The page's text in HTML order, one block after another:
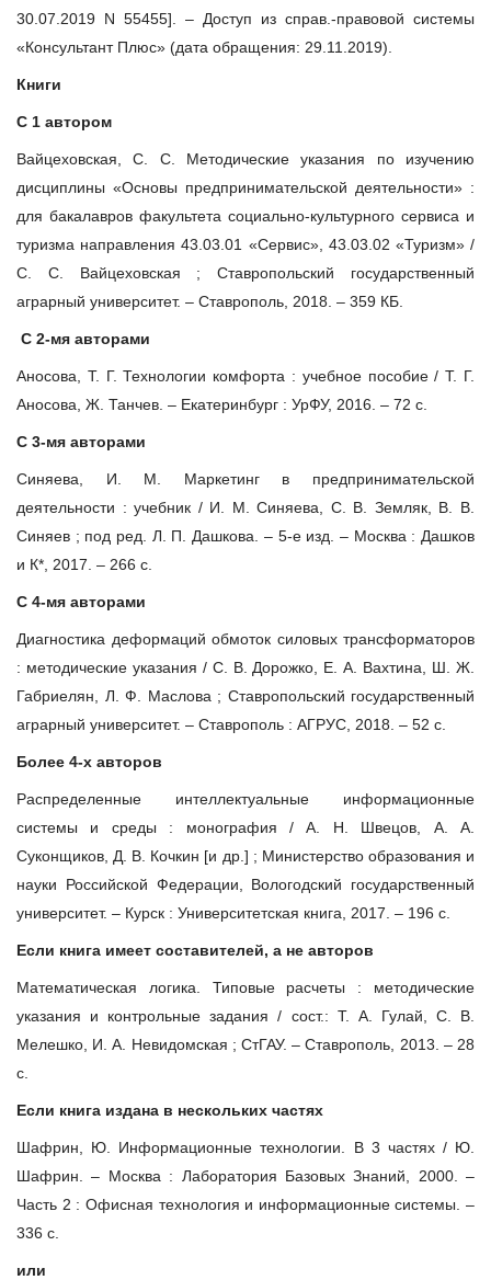
30.07.2019 N 55455]. – Доступ из справ.-правовой системы
«Консультант Плюс» (дата обращения: 29.11.2019).
Книги
С 1 автором
Вайцеховская, С. С. Методические указания по изучению
дисциплины «Основы предпринимательской деятельности» :
для бакалавров факультета социально-культурного сервиса и
туризма направления 43.03.01 «Сервис», 43.03.02 «Туризм» /
С. С. Вайцеховская ; Ставропольский государственный
аграрный университет. – Ставрополь, 2018. – 359 КБ.
С 2-мя авторами
Аносова, Т. Г. Технологии комфорта : учебное пособие / Т. Г.
Аносова, Ж. Танчев. – Екатеринбург : УрФУ, 2016. – 72 с.
С 3-мя авторами
Синяева, И. М. Маркетинг в предпринимательской
деятельности : учебник / И. М. Синяева, С. В. Земляк, В. В.
Синяев ; под ред. Л. П. Дашкова. – 5-е изд. – Москва : Дашков
и К*, 2017. – 266 с.
С 4-мя авторами
Диагностика деформаций обмоток силовых трансформаторов
: методические указания / С. В. Дорожко, Е. А. Вахтина, Ш. Ж.
Габриелян, Л. Ф. Маслова ; Ставропольский государственный
аграрный университет. – Ставрополь : АГРУС, 2018. – 52 с.
Более 4-х авторов
Распределенные интеллектуальные информационные
системы и среды : монография / А. Н. Швецов, А. А.
Суконщиков, Д. В. Кочкин [и др.] ; Министерство образования и
науки Российской Федерации, Вологодский государственный
университет. – Курск : Университетская книга, 2017. – 196 с.
Если книга имеет составителей, а не авторов
Математическая логика. Типовые расчеты : методические
указания и контрольные задания / сост.: Т. А. Гулай, С. В.
Мелешко, И. А. Невидомская ; СтГАУ. – Ставрополь, 2013. – 28
с.
Если книга издана в нескольких частях
Шафрин, Ю. Информационные технологии. В 3 частях / Ю.
Шафрин. – Москва : Лаборатория Базовых Знаний, 2000. –
Часть 2 : Офисная технология и информационные системы. –
336 с.
или